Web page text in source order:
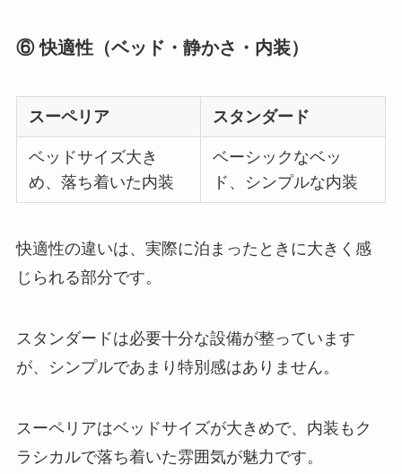
⑥ 快適性（ベッド・静かさ・内装）
スーペリア スタンダード
ベッドサイズ大き
め、落ち着いた内装
ベーシックなベッ
ド、シンプルな内装
快適性の違いは、実際に泊まったときに大きく感
じられる部分です。
スタンダードは必要十分な設備が整っています
が、シンプルであまり特別感はありません。
スーペリアはベッドサイズが大きめで、内装もク
ラシカルで落ち着いた雰囲気が魅力です。